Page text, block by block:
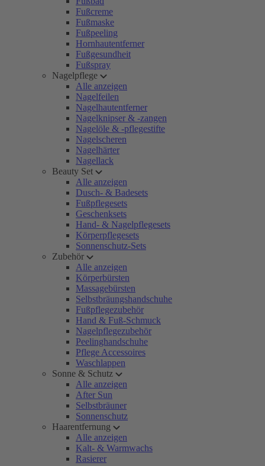
Fußcreme
Fußmaske
Fußpeeling
Hornhautentferner
Fußgesundheit
Fußspray
Nagelpflege
Alle anzeigen
Nagelfeilen
Nagelhautentferner
Nagelknipser & -zangen
Nagelöle & -pflegestifte
Nagelscheren
Nagelhärter
Nagellack
Beauty Set
Alle anzeigen
Dusch- & Badesets
Fußpflegesets
Geschenksets
Hand- & Nagelpflegesets
Körperpflegesets
Sonnenschutz-Sets
Zubehör
Alle anzeigen
Körperbürsten
Massagebürsten
Selbstbräungshandschuhe
Fußpflegezubehör
Hand & Fuß-Schmuck
Nagelpflegezubehör
Peelinghandschuhe
Pflege Accessoires
Waschlappen
Sonne & Schutz
Alle anzeigen
After Sun
Selbstbräuner
Sonnenschutz
Haarentfernung
Alle anzeigen
Kalt- & Warmwachs
Rasierer